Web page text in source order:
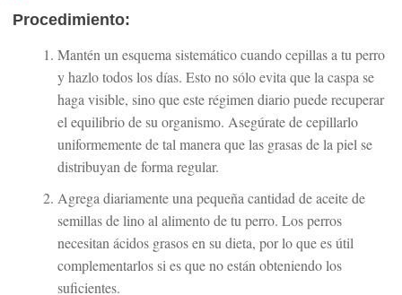
Procedimiento:
Mantén un esquema sistemático cuando cepillas a tu perro
y hazlo todos los días. Esto no sólo evita que la caspa se
haga visible, sino que este régimen diario puede recuperar
el equilibrio de su organismo. Asegúrate de cepillarlo
uniformemente de tal manera que las grasas de la piel se
distribuyan de forma regular.
Agrega diariamente una pequeña cantidad de aceite de
semillas de lino al alimento de tu perro. Los perros
necesitan ácidos grasos en su dieta, por lo que es útil
complementarlos si es que no están obteniendo los
suficientes.